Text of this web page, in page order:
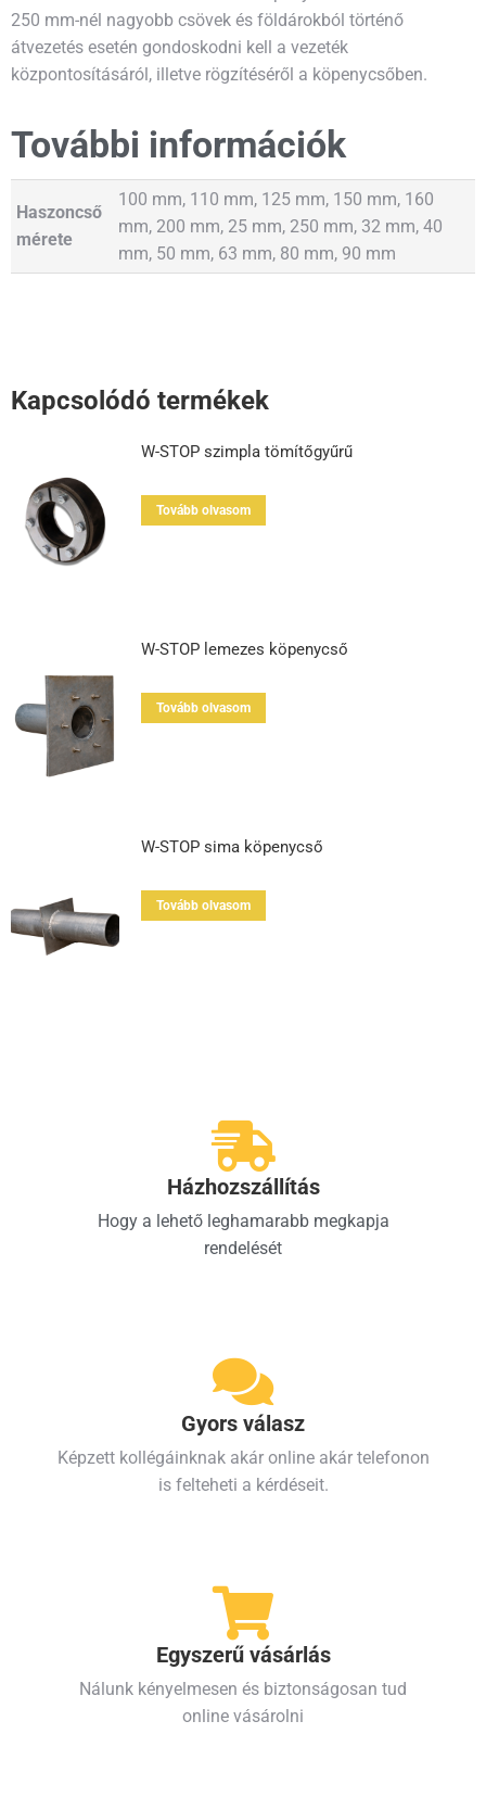
250 mm-nél nagyobb csövek és földárokból történő
átvezetés esetén gondoskodni kell a vezeték
központosításáról, illetve rögzítéséről a köpenycsőben.
További információk
Haszoncső
mérete
100 mm, 110 mm, 125 mm, 150 mm, 160
mm, 200 mm, 25 mm, 250 mm, 32 mm, 40
mm, 50 mm, 63 mm, 80 mm, 90 mm
Kapcsolódó termékek
W-STOP szimpla tömítőgyűrű
Tovább olvasom
W-STOP lemezes köpenycső
Tovább olvasom
W-STOP sima köpenycső
Tovább olvasom
Házhozszállítás
Hogy a lehető leghamarabb megkapja
rendelését
Gyors válasz
Képzett kollégáinknak akár online akár telefonon
is felteheti a kérdéseit.
Egyszerű vásárlás
Nálunk kényelmesen és biztonságosan tud
online vásárolni